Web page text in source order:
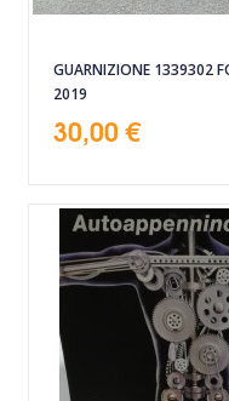
GUARNIZIONE 1339302
2019
30,00 €